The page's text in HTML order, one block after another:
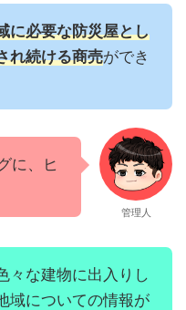
に必要な防災屋とし
れ続ける商売ができ
に、ヒ
管理人
々な建物に出入りし
域についての情報が